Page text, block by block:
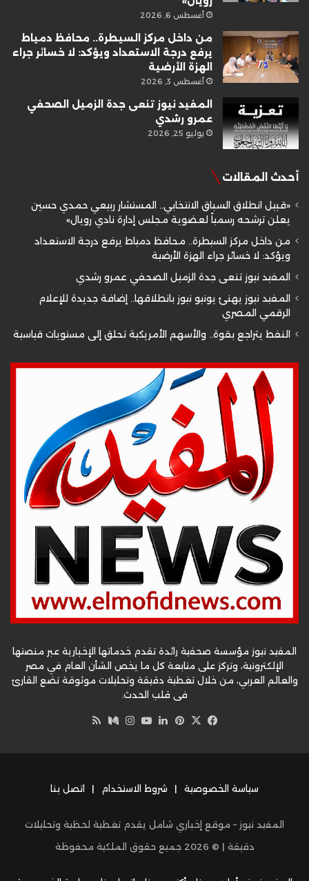
أغسطس 6, 2026
من داخل مركز السيطرة.. محافظ دمياط
يرفع درجة الاستعداد ويؤكد: لا خسائر جراء
الهزة الأرضية
أغسطس 3, 2026
المفيد نيوز تنعى جدة الزميل الصحفي
عمرو رشدي
يوليو 25, 2026
أحدث المقالات
«قبيل انطلاق السباق الانتخابي.. المستشار ربيعي حمدي حسين
يعلن ترشحه رسمياً لعضوية مجلس إدارة نادي رويال»
من داخل مركز السيطرة.. محافظ دمياط يرفع درجة الاستعداد
ويؤكد: لا خسائر جراء الهزة الأرضية
المفيد نيوز تنعى جدة الزميل الصحفي عمرو رشدي
المفيد نيوز يهنئ يونيو نيوز بانطلاقها.. إضافة جديدة للإعلام
الرقمي المصري
النفط يتراجع بقوة.. والأسهم الأمريكية تحلق إلى مستويات قياسية
المفيد نيوز مؤسسة صحفية رائدة تقدم خدماتها الإخبارية عبر منصتها
الإلكترونية، وتركز على متابعة كل ما يخص الشأن العام في مصر
والعالم العربي، من خلال تغطية دقيقة وتحليلات موثوقة تضع القارئ
في قلب الحدث.
فيسبوك
‫X بينتيريست
لينكدإن‫YouTube
انستقرام
وسط
سياسة الخصوصية | شروط الاستخدام | اتصل بنا
المفيد نيوز – موقع إخباري شامل يقدم تغطية لحظية وتحليلات
دقيقة | © 2026 جميع حقوق الملكية محفوظة